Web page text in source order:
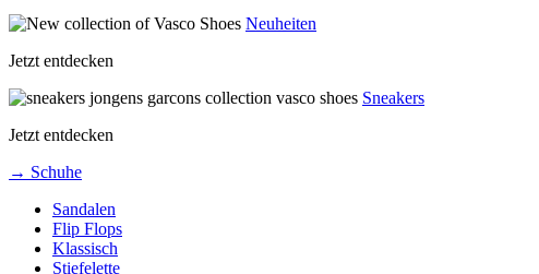
Neuheiten
Jetzt entdecken
Sneakers
Jetzt entdecken
→ Schuhe
Sandalen
Flip Flops
Klassisch
Stiefelette